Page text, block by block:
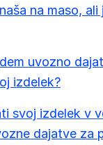
na maso,
uvozno
izdelek?
svoj izdelek v
dajatve za